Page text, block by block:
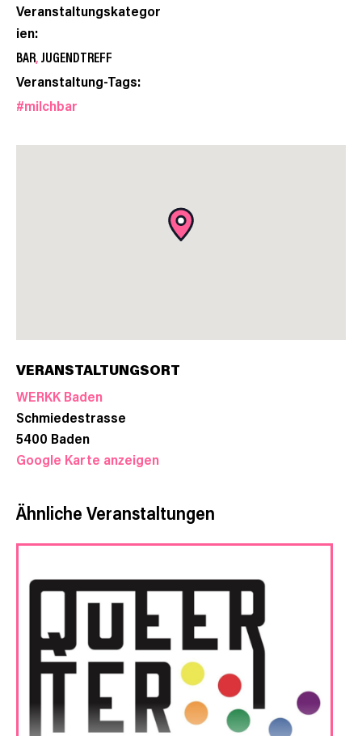
Veranstaltungskategor
ien:
BAR,JUGENDTREFF
Veranstaltung-Tags:
#milchbar
VERANSTALTUNGSORT
WERKK Baden
Schmiedestrasse
5400 Baden
Google Karte anzeigen
Ähnliche Veranstaltungen